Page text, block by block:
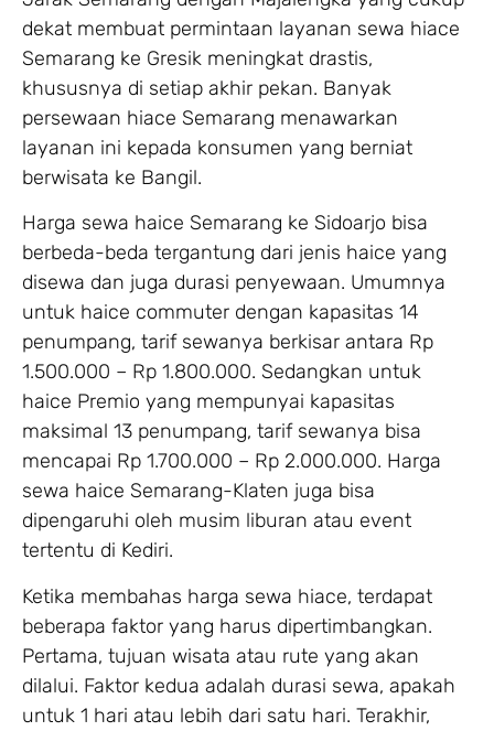
dekat membuat permintaan layanan sewa hiace
Semarang ke Gresik meningkat drastis,
khususnya di setiap akhir pekan. Banyak
persewaan hiace Semarang menawarkan
layanan ini kepada konsumen yang berniat
berwisata ke Bangil.
Harga sewa haice Semarang ke Sidoarjo bisa
berbeda-beda tergantung dari jenis haice yang
disewa dan juga durasi penyewaan. Umumnya
untuk haice commuter dengan kapasitas 14
penumpang, tarif sewanya berkisar antara Rp
1.500.000 – Rp 1.800.000. Sedangkan untuk
haice Premio yang mempunyai kapasitas
maksimal 13 penumpang, tarif sewanya bisa
mencapai Rp 1.700.000 – Rp 2.000.000. Harga
sewa haice Semarang-Klaten juga bisa
dipengaruhi oleh musim liburan atau event
tertentu di Kediri.
Ketika membahas harga sewa hiace, terdapat
beberapa faktor yang harus dipertimbangkan.
Pertama, tujuan wisata atau rute yang akan
dilalui. Faktor kedua adalah durasi sewa, apakah
untuk 1 hari atau lebih dari satu hari. Terakhir,